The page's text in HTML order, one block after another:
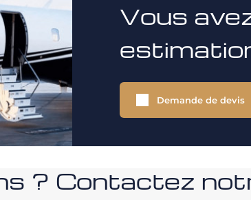
Vous
Demande de devis
? Contactez